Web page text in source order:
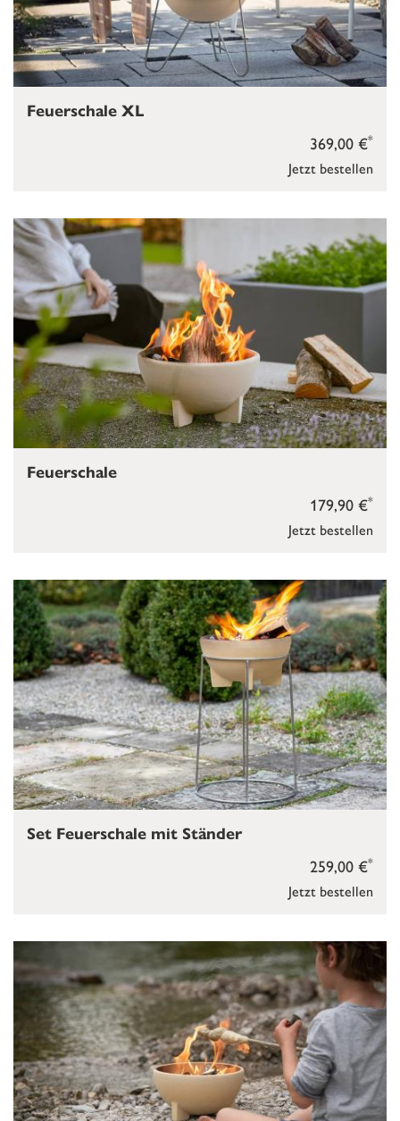
Jetzt bestellen
369,00 €*
Feuerschale XL
Jetzt bestellen
179,90 €*
Feuerschale
Jetzt bestellen
259,00 €*
Set Feuerschale mit Ständer